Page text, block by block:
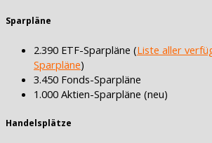
Sparpläne
2.390 ETF-Sparpläne (Liste aller
Sparpläne)
3.450 Fonds-Sparpläne
1.000 Aktien-Sparpläne (neu)
Handelsplätze